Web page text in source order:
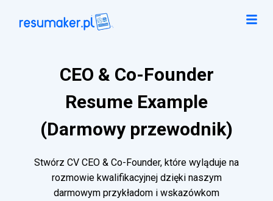
CEO & Co-Founder
Resume Example
(Darmowy przewodnik)
Stwórz CV CEO & Co-Founder, które wyląduje na
rozmowie kwalifikacyjnej dzięki naszym
darmowym przykładom i wskazówkom